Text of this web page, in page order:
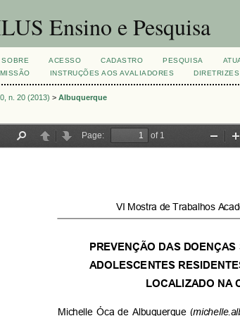
Ensino e Pesquisa
SOBRE ACESSO CADASTRO PESQUISA
INSTRUÇÕES AOS AVALIADORES
n. 20 (2013) >Albuquerque